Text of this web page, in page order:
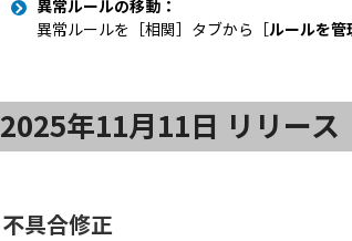
異常ルールの移動：
異常ルールを［相関］タブから［ルールを管
2025年11月11日 リリース
不具合修正